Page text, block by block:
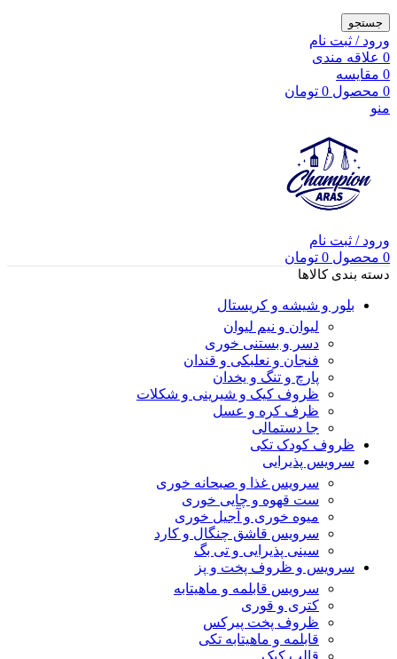
جستجو
ورود / ثبت نام
0 علاقه مندی
0 مقایسه
0 محصول 0 تومان
منو
ورود / ثبت نام
0 محصول 0 تومان
دسته بندی کالاها
بلور و شیشه و کریستال
لیوان و نیم لیوان
دسر و بستنی خوری
فنجان و نعلبکی و قندان
پارچ و تنگ و یخدان
ظروف کیک و شیرینی و شکلات
ظرف کره و عسل
جا دستمالی
ظروف کودک تکی
سرویس پذیرایی
سرویس غذا و صبحانه خوری
ست قهوه و چایی خوری
میوه خوری و آجیل خوری
سرویس قاشق چنگال و کارد
سینی پذیرایی و تی بگ
سرویس و ظروف پخت و پز
سرویس قابلمه و ماهیتابه
کتری و قوری
ظروف پخت پیرکس
قابلمه و ماهیتابه تکی